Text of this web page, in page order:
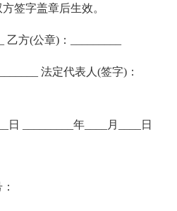
签字盖章后生效。
方(公章)：_________
法定代表人(签字)：
日 _________年____月____日